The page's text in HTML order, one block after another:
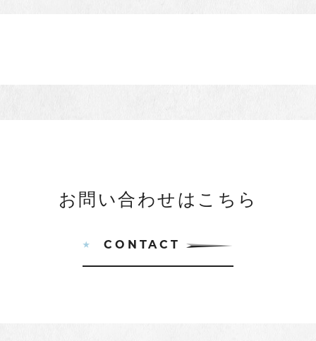
お問い合わせはこちら
CONTACT